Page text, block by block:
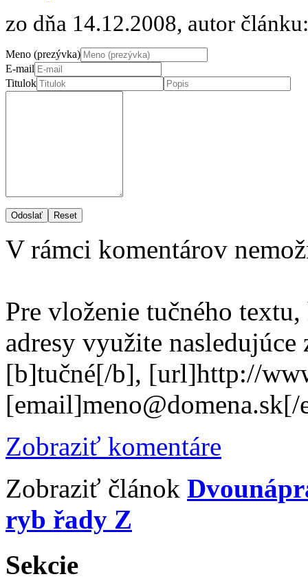
zo dňa 14.12.2008, autor
Meno (prezývka)
E-mail
Titulok
Odoslať Reset
V rámci komentárov
Pre vloženie tučného
adresy využite nasledujúce
[b]tučné[/b], [url]http://
Zobraziť komentáre
Zobraziť článok
ryb řady Z
Sekcie